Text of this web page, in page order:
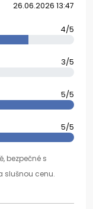
26.06.2026 13:47
4/5
3/5
5/5
5/5
bezpečné s
slušnou cenu.